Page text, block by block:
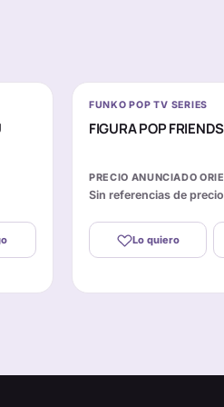
FUNKO POP TV SERIES
FIGURA POP
PRECIO ANUNCIADO
Sin referencias de
Lo quiero